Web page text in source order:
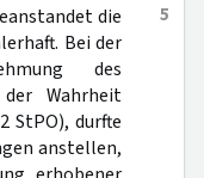
5
die
Bei der
des
Wahrheit
StPO), durfte
anstellen,